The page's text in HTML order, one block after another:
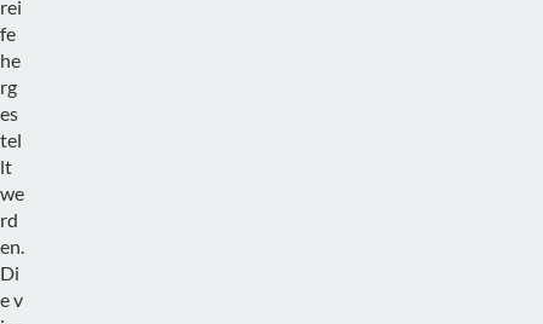
rei
fe
he
rg
es
tel
lt
we
rd
en.
Di
e v